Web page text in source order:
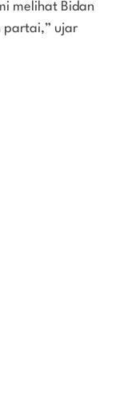
melihat Bidan
partai,” ujar